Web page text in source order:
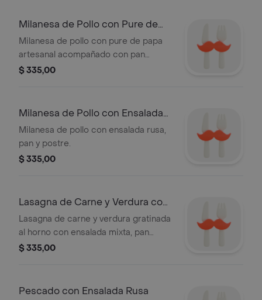
Milanesa de Pollo con Pure de
Papas
Milanesa de pollo con pure de papa
artesanal acompañado con pan
artesanal.
$ 335,00
Milanesa de Pollo con Ensalada
Rusa
Milanesa de pollo con ensalada rusa,
pan y postre.
$ 335,00
Lasagna de Carne y Verdura con
Ensalada
Lasagna de carne y verdura gratinada
al horno con ensalada mixta, pan
artesanal y postre.
$ 335,00
Pescado con Ensalada Rusa